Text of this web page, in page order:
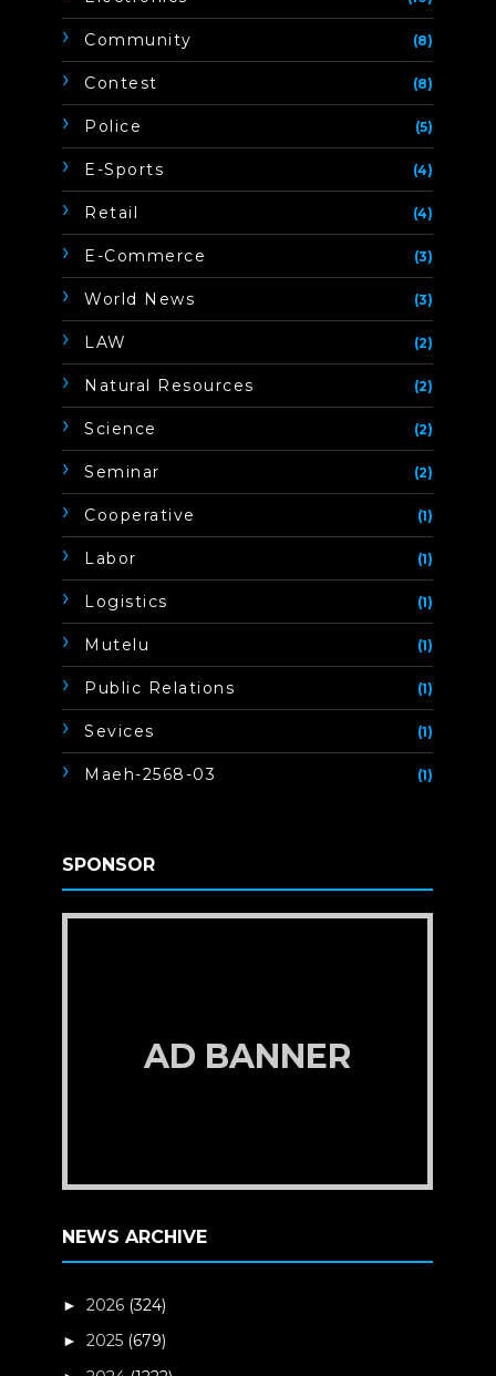
Community (8)
Contest (8)
Police (5)
E-Sports (4)
Retail (4)
E-Commerce (3)
World News (3)
LAW (2)
Natural Resources (2)
Science (2)
Seminar (2)
Cooperative (1)
Labor (1)
Logistics (1)
Mutelu (1)
Public Relations (1)
Sevices (1)
Maeh-2568-03 (1)
SPONSOR
AD BANNER
NEWS ARCHIVE
►2026 (324)
►2025 (679)